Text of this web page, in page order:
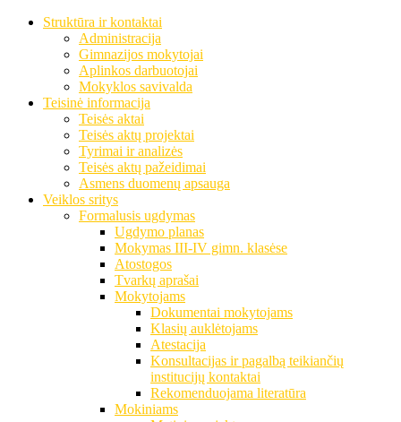
Struktūra ir kontaktai
Administracija
Gimnazijos mokytojai
Aplinkos darbuotojai
Mokyklos savivalda
Teisinė informacija
Teisės aktai
Teisės aktų projektai
Tyrimai ir analizės
Teisės aktų pažeidimai
Asmens duomenų apsauga
Veiklos sritys
Formalusis ugdymas
Ugdymo planas
Mokymas III-IV gimn. klasėse
Atostogos
Tvarkų aprašai
Mokytojams
Dokumentai mokytojams
Klasių auklėtojams
Atestacija
Konsultacijas ir pagalbą teikiančių
institucijų kontaktai
Rekomenduojama literatūra
Mokiniams